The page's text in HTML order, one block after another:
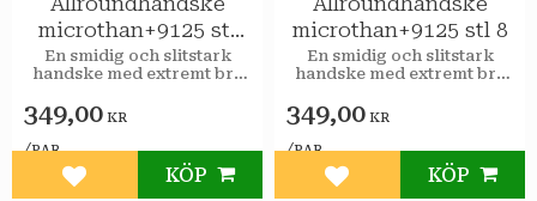
microthan+9125 stl
12
​En smidig och slitstark
handske med extremt bra
349,00 KR
/PAR
Lägg till i favoriter
KÖP
microthan+9125 stl 8
​En smidig och slitstark
handske med extremt bra
349,00 KR
/PAR
Lägg till i favoriter
KÖP